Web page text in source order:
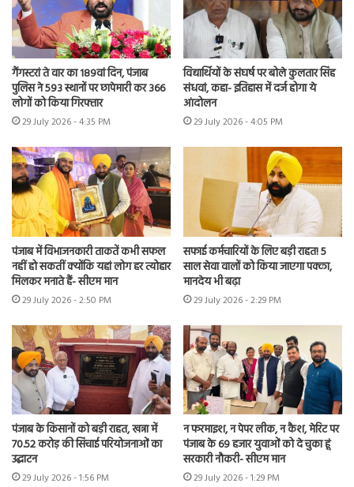
गैंगस्टरां ते वार का 189वां दिन, पंजाब
पुलिस ने 593 स्थानों पर छापेमारी कर 366
लोगों को किया गिरफ्तार
29 July 2026 - 4:35 PM
विद्यार्थियों के संघर्ष पर बोले कुलतार सिंह
संधवां, कहा- इतिहास में दर्ज होगा ये
आंदोलन
29 July 2026 - 4:05 PM
पंजाब में विभाजनकारी ताकतें कभी सफल
नहीं हो सकतीं क्योंकि यहां लोग हर त्योहार
मिलकर मनाते हैं- सीएम मान
29 July 2026 - 2:50 PM
सफाई कर्मचारियों के लिए बड़ी राहत! 5
साल सेवा वालों को किया जाएगा पक्का,
मानदेय भी बढ़ा
29 July 2026 - 2:29 PM
पंजाब के किसानों को बड़ी राहत, खन्ना में
70.52 करोड़ की सिंचाई परियोजनाओं का
उद्घाटन
29 July 2026 - 1:56 PM
न फरमाइश, न पेपर लीक, न कैश, मेरिट पर
पंजाब के 69 हजार युवाओं को दे चुका हूं
सरकारी नौकरी- सीएम मान
29 July 2026 - 1:29 PM